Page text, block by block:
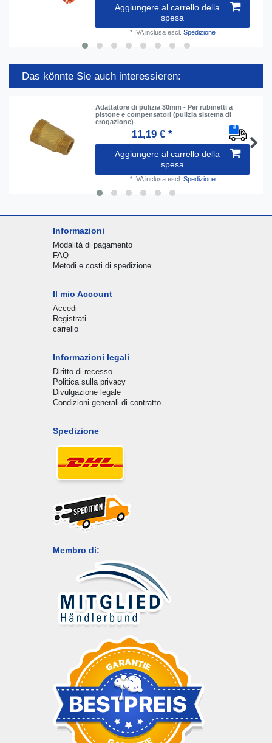
Aggiungere al carrello della
spesa
* IVA inclusaescl. Spedizione
Das könnte Sie auch interessieren:
Adattatore di pulizia 30mm - Per rubinetti a
pistone e compensatori (pulizia sistema di
erogazione)
11,19 € *
Aggiungere al carrello della
spesa
* IVA inclusaescl. Spedizione
Informazioni
Modalità di pagamento
FAQ
Metodi e costi di spedizione
Il mio Account
Accedi
Registrati
carrello
Informazioni legali
Diritto di recesso
Politica sulla privacy
Divulgazione legale
Condizioni generali di contratto
Spedizione
Membro di: